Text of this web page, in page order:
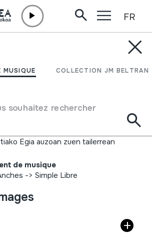
MUSIQUE COLLECTION JM BELTRAN
souhaitez rechercher
FR
SOINU-
AKORDEOIA
Egia auzoan zuen tailerrean
de musique
-> Simple Libre